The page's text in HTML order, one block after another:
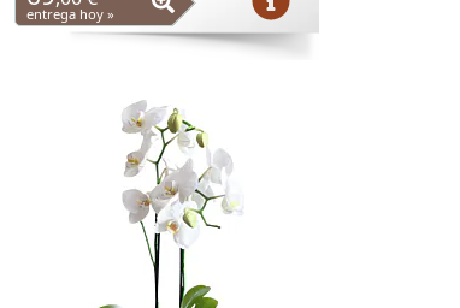
entrega hoy »